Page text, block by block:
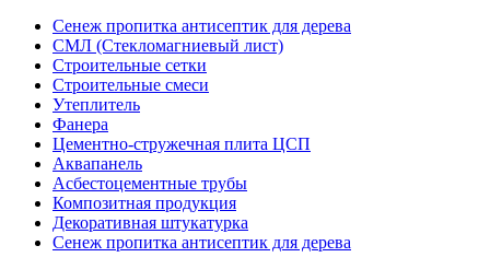
Сенеж пропитка антисептик для дерева
СМЛ (Стекломагниевый лист)
Строительные сетки
Строительные смеси
Утеплитель
Фанера
Цементно-стружечная плита ЦСП
Аквапанель
Асбестоцементные трубы
Композитная продукция
Декоративная штукатурка
Сенеж пропитка антисептик для дерева